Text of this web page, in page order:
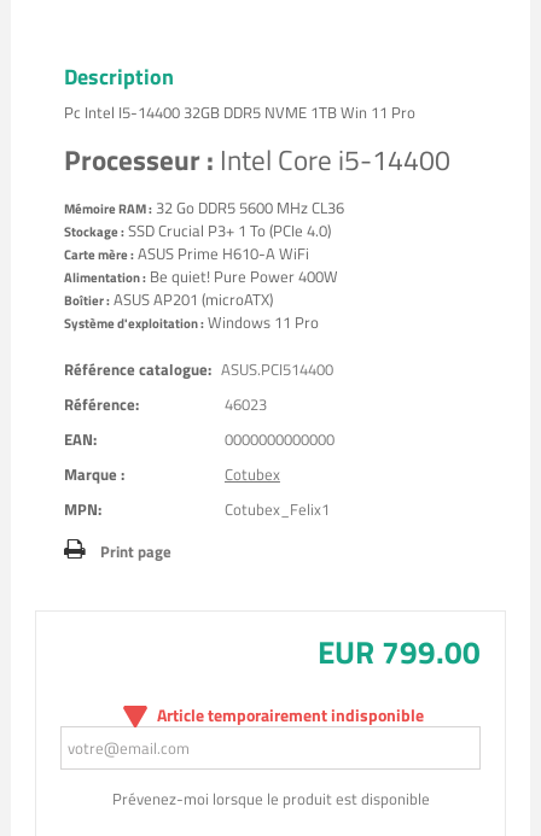
Description
Pc Intel I5-14400 32GB DDR5 NVME 1TB Win 11 Pro
Processeur : Intel Core i5-14400
Mémoire RAM :32 Go DDR5 5600 MHz CL36
Stockage :SSD Crucial P3+ 1 To (PCIe 4.0)
Carte mère :ASUS Prime H610-A WiFi
Alimentation :Be quiet! Pure Power 400W
Boîtier :ASUS AP201 (microATX)
Système d'exploitation :Windows 11 Pro
Référence catalogue: ASUS.PCI514400
Référence:
46023
EAN:
0000000000000
Marque :
Cotubex
MPN:
Cotubex_Felix1
Print page
EUR 799.00
Article temporairement indisponible
Prévenez-moi lorsque le produit est disponible